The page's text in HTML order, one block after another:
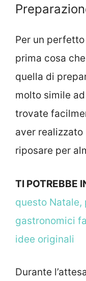
Per un
prima cosa
quella di
molto simile
trovate
aver realizzato
riposare per
TI POTREBBE
questo
gastronomici
idee originali
Durante